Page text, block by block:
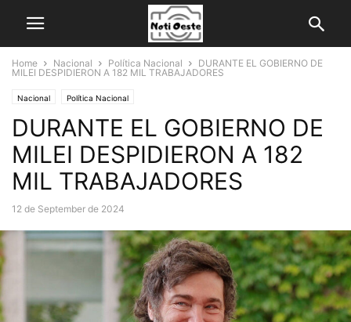
Home Nacional Política Nacional
DURANTE EL GOBIERNO DE
MILEI DESPIDIERON A 182 MIL TRABAJADORES
Nacional Política Nacional
DURANTE EL GOBIERNO DE
MILEI DESPIDIERON A 182
MIL TRABAJADORES
12 de September de 2024